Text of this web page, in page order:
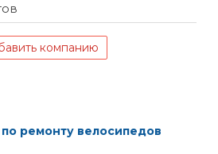
компанию
ремонту велосипедов